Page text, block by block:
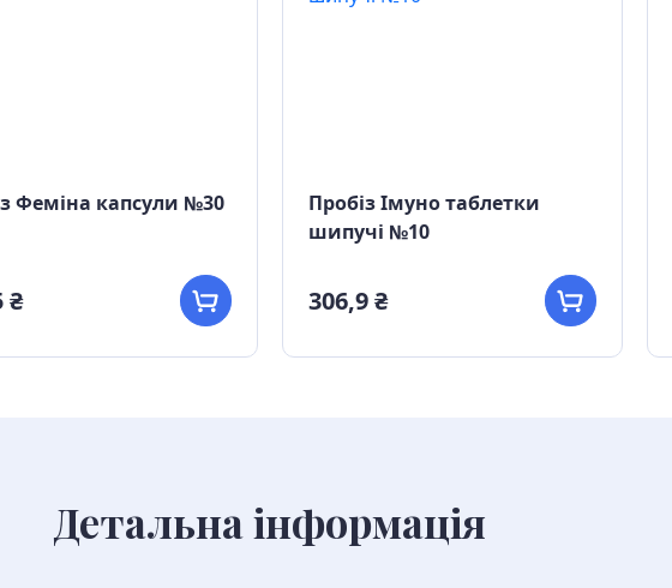
Феміна капсули №30
₴
Пробіз Імуно таблетки
шипучі №10
306,9 ₴
Детальна інформація